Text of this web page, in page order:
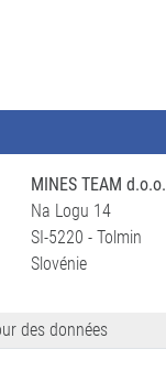
MINES TEAM d.o.o.
Na Logu 14
SI-5220 - Tolmin
Slovénie
des données